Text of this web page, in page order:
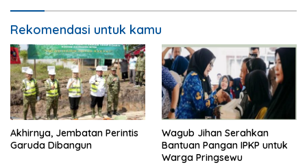
Rekomendasi untuk kamu
Akhirnya, Jembatan Perintis
Garuda Dibangun
Wagub Jihan Serahkan
Bantuan Pangan IPKP untuk
Warga Pringsewu